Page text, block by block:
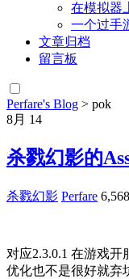
在模拟器
一个过手
文章归档
留言板
Perfare's Blog > pok
8月 14
杀戮幻影的
杀戮幻影 Perfare
对应2.3.0.1 在游戏
优化也不是很好就弃